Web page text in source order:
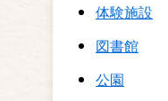
体験施設
図書館
公園